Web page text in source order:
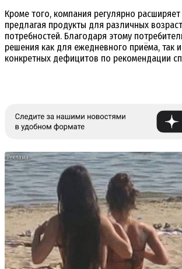
Кроме того, компания регулярно расширяет
предлагая продукты для различных
потребностей. Благодаря этому
решения как для ежедневного приёма, так
конкретных дефицитов по рекомендации